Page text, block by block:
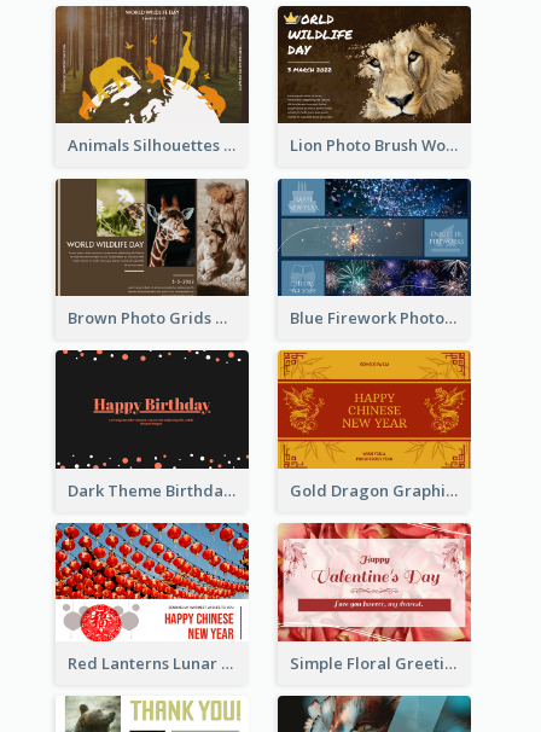
Animals Silhouettes World Wildlife Day Greeting Card Lion Photo Brush World Wildlife Day Greeting Card
Brown Photo Grids World Wildlife Day Greeting Card Blue Firework Photo Grid New Year Greeting Card
Dark Theme Birthday Greeting Card Gold Dragon Graphic Lunar New Year Greeting Card
Red Lanterns Lunar New Year Greeting Card Simple Floral Greeting Card Of Valentine's Day